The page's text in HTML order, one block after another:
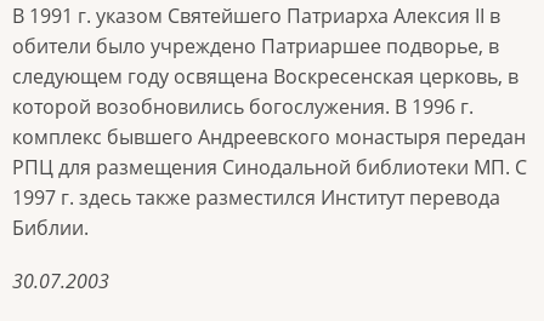
В 1991 г. указом Святейшего Патриарха Алексия II в
обители было учреждено Патриаршее подворье, в
следующем году освящена Воскресенская церковь, в
которой возобновились богослужения. В 1996 г.
комплекс бывшего Андреевского монастыря передан
РПЦ для размещения Синодальной библиотеки МП. С
1997 г. здесь также разместился Институт перевода
Библии.
30.07.2003